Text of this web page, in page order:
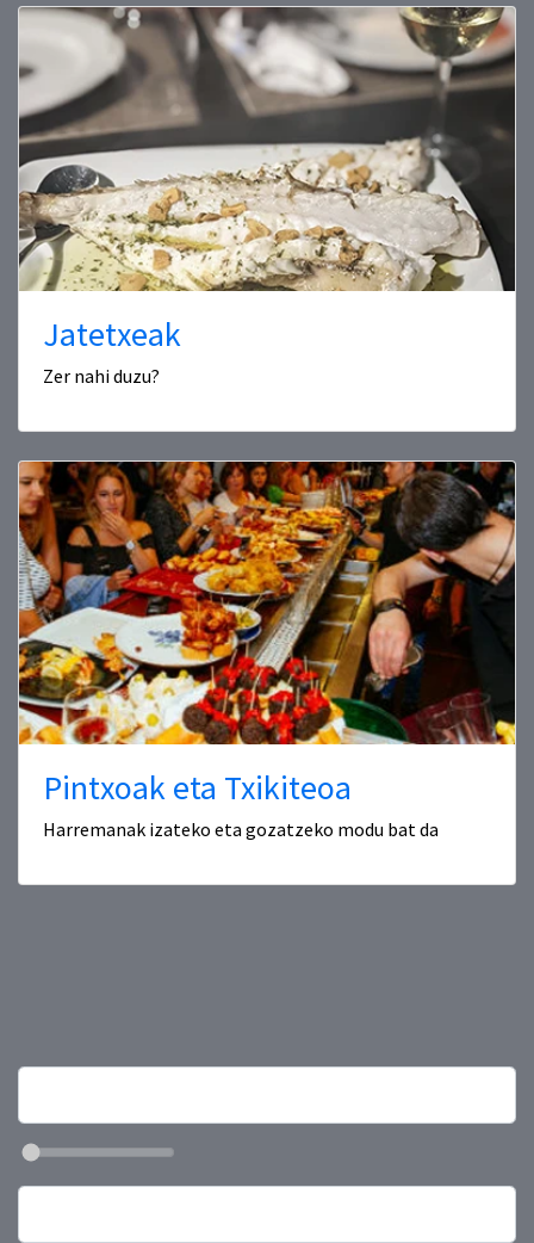
Jatetxeak
Zer nahi duzu?
Pintxoak eta Txikiteoa
Harremanak izateko eta gozatzeko modu bat da